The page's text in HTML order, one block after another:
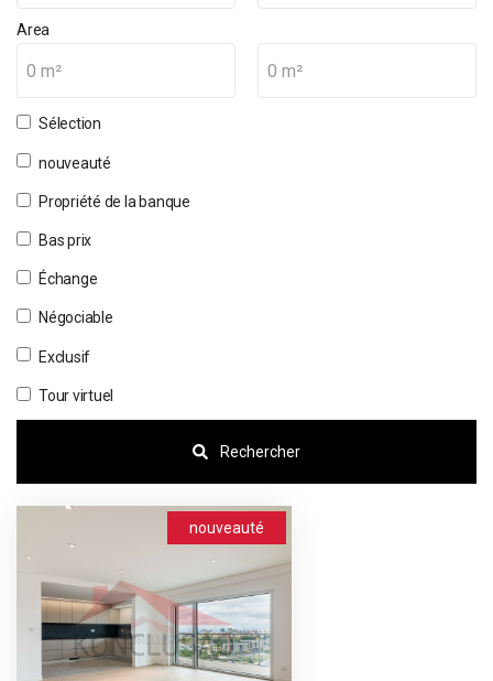
Area
0 m² 0 m²
Sélection
nouveauté
Propriété de la banque
Bas prix
Échange
Négociable
Exclusif
Tour virtuel
Rechercher
nouveauté